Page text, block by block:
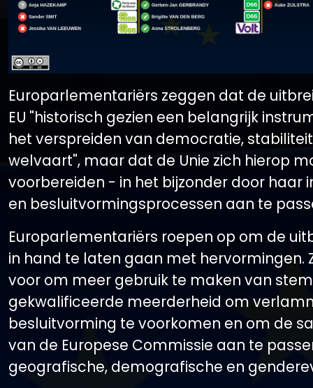
Europarlementariërs zeggen dat de
EU "historisch gezien een belangrijk
het verspreiden van democratie,
welvaart", maar dat de Unie zich hierop
voorbereiden - in het bijzonder door haar
en besluitvormingsprocessen aan te
Europarlementariërs roepen op om de
in hand te laten gaan met hervormingen.
voor om meer gebruik te maken van
gekwalificeerde meerderheid om
besluitvorming te voorkomen en om de
van de Europese Commissie aan te
geografische, demografische en